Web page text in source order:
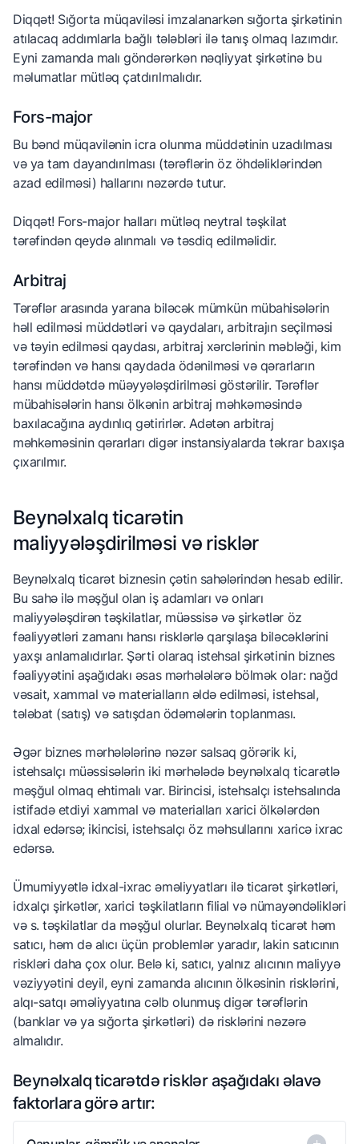
Diqqət! Sığorta müqaviləsi imzalanarkən sığorta şirkətinin
atılacaq addımlarla bağlı tələbləri ilə tanış olmaq lazımdır.
Eyni zamanda malı göndərərkən nəqliyyat şirkətinə bu
məlumatlar mütləq çatdırılmalıdır.
Fors-major
Bu bənd müqavilənin icra olunma müddətinin uzadılması
və ya tam dayandırılması (tərəflərin öz öhdəliklərindən
azad edilməsi) hallarını nəzərdə tutur.
Diqqət! Fors-major halları mütləq neytral təşkilat
tərəfindən qeydə alınmalı və təsdiq edilməlidir.
Arbitraj
Tərəflər arasında yarana biləcək mümkün mübahisələrin
həll edilməsi müddətləri və qaydaları, arbitrajın seçilməsi
və təyin edilməsi qaydası, arbitraj xərclərinin məbləği, kim
tərəfindən və hansı qaydada ödənilməsi və qərarların
hansı müddətdə müəyyələşdirilməsi göstərilir. Tərəflər
mübahisələrin hansı ölkənin arbitraj məhkəməsində
baxılacağına aydınlıq gətirirlər. Adətən arbitraj
məhkəməsinin qərarları digər instansiyalarda təkrar baxışa
çıxarılmır.
Beynəlxalq ticarətin
maliyyələşdirilməsi və risklər
Beynəlxalq ticarət biznesin çətin sahələrindən hesab edilir.
Bu sahə ilə məşğul olan iş adamları və onları
maliyyələşdirən təşkilatlar, müəssisə və şirkətlər öz
fəaliyyətləri zamanı hansı risklərlə qarşılaşa biləcəklərini
yaxşı anlamalıdırlar. Şərti olaraq istehsal şirkətinin biznes
fəaliyyətini aşağıdakı əsas mərhələlərə bölmək olar: nağd
vəsait, xammal və materialların əldə edilməsi, istehsal,
tələbat (satış) və satışdan ödəmələrin toplanması.
Əgər biznes mərhələlərinə nəzər salsaq görərik ki,
istehsalçı müəssisələrin iki mərhələdə beynəlxalq ticarətlə
məşğul olmaq ehtimalı var. Birincisi, istehsalçı istehsalında
istifadə etdiyi xammal və materialları xarici ölkələrdən
idxal edərsə; ikincisi, istehsalçı öz məhsullarını xaricə ixrac
edərsə.
Ümumiyyətlə idxal-ixrac əməliyyatları ilə ticarət şirkətləri,
idxalçı şirkətlər, xarici təşkilatların filial və nümayəndəlikləri
və s. təşkilatlar da məşğul olurlar. Beynəlxalq ticarət həm
satıcı, həm də alıcı üçün problemlər yaradır, lakin satıcının
riskləri daha çox olur. Belə ki, satıcı, yalnız alıcının maliyyə
vəziyyətini deyil, eyni zamanda alıcının ölkəsinin risklərini,
alqı-satqı əməliyyatına cəlb olunmuş digər tərəflərin
(banklar və ya sığorta şirkətləri) də risklərini nəzərə
almalıdır.
Beynəlxalq ticarətdə risklər aşağıdakı əlavə
faktorlara görə artır: